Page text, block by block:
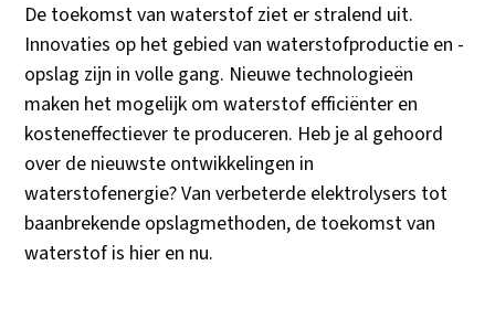
De toekomst van waterstof ziet er stralend uit.
Innovaties op het gebied van waterstofproductie en -
opslag zijn in volle gang. Nieuwe technologieën
maken het mogelijk om waterstof efficiënter en
kosteneffectiever te produceren. Heb je al gehoord
over de nieuwste ontwikkelingen in
waterstofenergie? Van verbeterde elektrolysers tot
baanbrekende opslagmethoden, de toekomst van
waterstof is hier en nu.